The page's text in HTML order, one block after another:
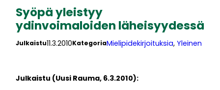
Syöpä yleistyy
ydinvoimaloiden läheisyydessä
Julkaistu11.3.2010KategoriaMielipidekirjoituksia, Yleinen
Julkaistu (Uusi Rauma, 6.3.2010):